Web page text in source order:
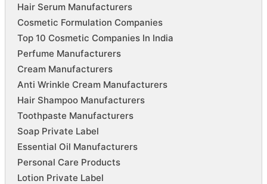
Hair Serum Manufacturers
Cosmetic Formulation Companies
Top 10 Cosmetic Companies In India
Perfume Manufacturers
Cream Manufacturers
Anti Wrinkle Cream Manufacturers
Hair Shampoo Manufacturers
Toothpaste Manufacturers
Soap Private Label
Essential Oil Manufacturers
Personal Care Products
Lotion Private Label